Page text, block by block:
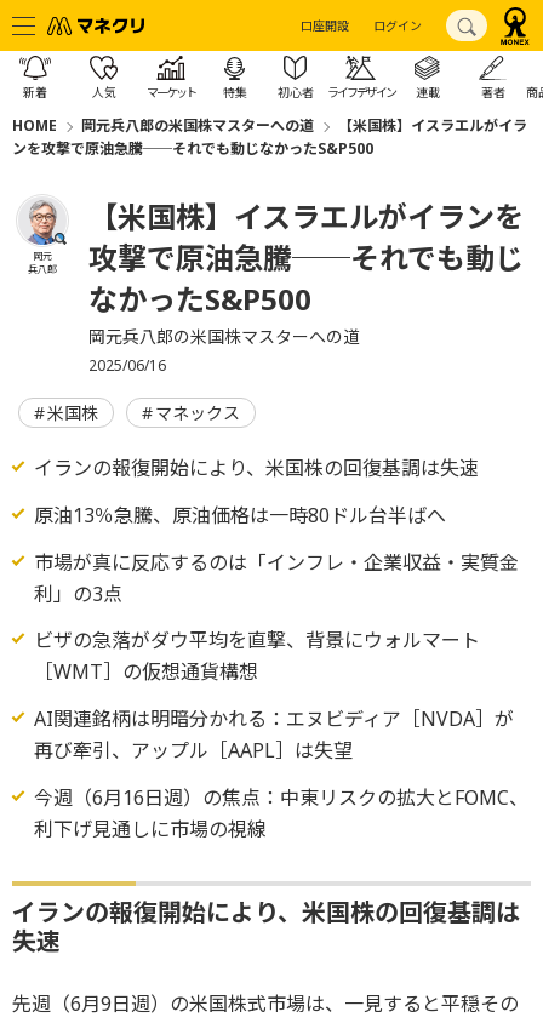
口座開設 ログイン
新着 人気 マーケット 特集 初心者 ライフデザイン 連載 著者 商
HOME 岡元兵八郎の米国株マスターへの道
【米国株】イスラエルがイラ
ンを攻撃で原油急騰──それでも動じなかったS&P500
岡元
兵八郎
【米国株】イスラエルがイランを
攻撃で原油急騰──それでも動じ
なかったS&P500
岡元兵八郎の米国株マスターへの道
2025/06/16
米国株 マネックス
イランの報復開始により、米国株の回復基調は失速
原油13％急騰、原油価格は一時80ドル台半ばへ
市場が真に反応するのは「インフレ・企業収益・実質金
利」の3点
ビザの急落がダウ平均を直撃、背景にウォルマート
［WMT］の仮想通貨構想
AI関連銘柄は明暗分かれる：エヌビディア［NVDA］が
再び牽引、アップル［AAPL］は失望
今週（6月16日週）の焦点：中東リスクの拡大とFOMC、
利下げ見通しに市場の視線
イランの報復開始により、米国株の回復基調は
失速
先週（6月9日週）の米国株式市場は、一見すると平穏その